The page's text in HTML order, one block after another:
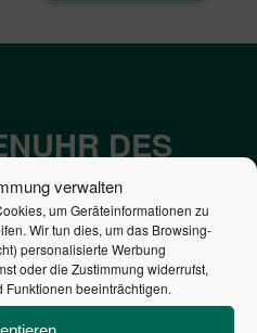
verwalten
um Geräteinformationen zu
Wir tun dies, um das Browsing-
personalisierte Werbung
oder die Zustimmung widerrufst,
Funktionen beeinträchtigen.
DES
DER
€